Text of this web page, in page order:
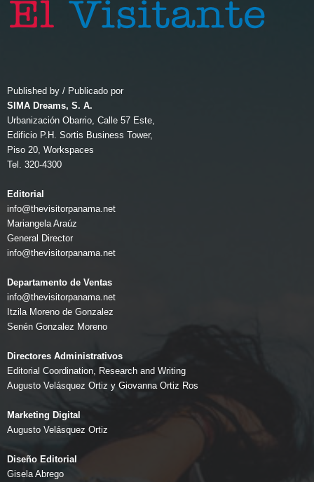
Published by / Publicado por
SIMA Dreams, S. A.
Urbanización Obarrio, Calle 57 Este,
Edificio P.H. Sortis Business Tower,
Piso 20, Workspaces
Tel. 320-4300
Editorial
info@thevisitorpanama.net
Mariangela Araúz
General Director
info@thevisitorpanama.net
Departamento de Ventas
info@thevisitorpanama.net
Itzila Moreno de Gonzalez
Senén Gonzalez Moreno
Directores Administrativos
Editorial Coordination, Research and Writing
Augusto Velásquez Ortiz y Giovanna Ortiz Ros
Marketing Digital
Augusto Velásquez Ortiz
Diseño Editorial
Gisela Abrego